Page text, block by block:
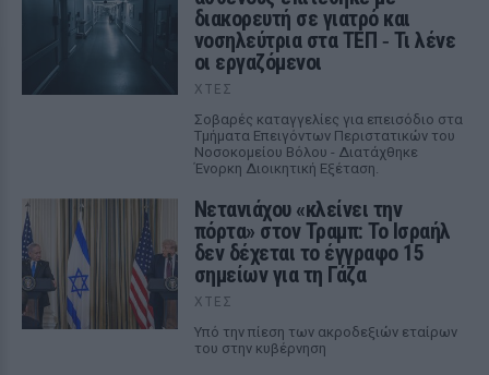
διακορευτή σε γιατρό και
νοσηλεύτρια στα ΤΕΠ ‑ Τι λένε
οι εργαζόμενοι
ΧΤΕΣ
Σοβαρές καταγγελίες για επεισόδιο στα
Τμήματα Επειγόντων Περιστατικών του
Νοσοκομείου Βόλου - Διατάχθηκε
Ένορκη Διοικητική Εξέταση.
Νετανιάχου «κλείνει την
πόρτα» στον Τραμπ: Το Ισραήλ
δεν δέχεται το έγγραφο 15
σημείων για τη Γάζα
ΧΤΕΣ
Υπό την πίεση των ακροδεξιών εταίρων
του στην κυβέρνηση